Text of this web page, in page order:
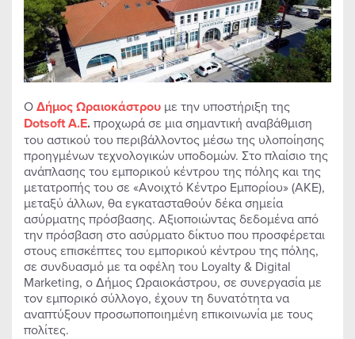
ΟΔήμος Ωραιοκάστρου με την υποστήριξη της
DotsoftΑ.Ε.προχωρά σε μια σημαντική αναβάθμιση
του αστικού του περιβάλλοντος μέσω της υλοποίησης
προηγμένων τεχνολογικών υποδομών. Στο πλαίσιο της
ανάπλασης του εμπορικού κέντρου της πόλης και της
μετατροπής του σε «Ανοιχτό Κέντρο Εμπορίου» (ΑΚΕ),
μεταξύ άλλων, θα εγκατασταθούν δέκα σημεία
ασύρματης πρόσβασης. Αξιοποιώντας δεδομένα από
την πρόσβαση στο ασύρματο δίκτυο που προσφέρεται
στους επισκέπτες του εμπορικού κέντρου της πόλης,
σε συνδυασμό με τα οφέλη του Loyalty & Digital
Marketing, ο Δήμος Ωραιοκάστρου, σε συνεργασία με
τον εμπορικό σύλλογο, έχουν τη δυνατότητα να
αναπτύξουν προσωποποιημένη επικοινωνία με τους
πολίτες.